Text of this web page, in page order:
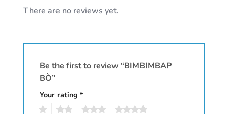
There are no reviews yet.
Be the first to review “BIMBIMBAP
BÒ”
Your rating *